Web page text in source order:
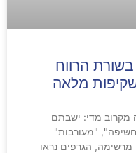
בשורת הרווח
מלאה
מקרוב מדי: ישבתם
"מעורבות"
הגרפים נראו